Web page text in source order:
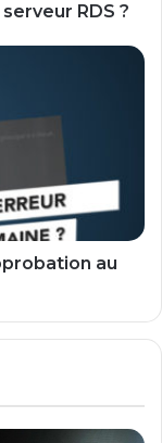
RDS ?
au